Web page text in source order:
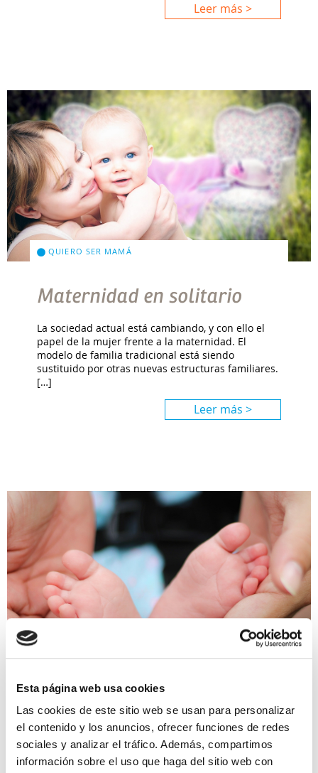
Esta página web usa cookies
Las cookies de este sitio web se usan para personalizar
el contenido y los anuncios, ofrecer funciones de redes
sociales y analizar el tráfico. Además, compartimos
información sobre el uso que haga del sitio web con
Leer más >
QUIERO SER MAMÁ
Maternidad en solitario
La sociedad actual está cambiando, y con ello el
papel de la mujer frente a la maternidad. El
modelo de familia tradicional está siendo
sustituido por otras nuevas estructuras familiares.
[…]
Leer más >
NO LOGRO SER MAMÁ, QUIERO SER
MAMÁ
La financiación de los